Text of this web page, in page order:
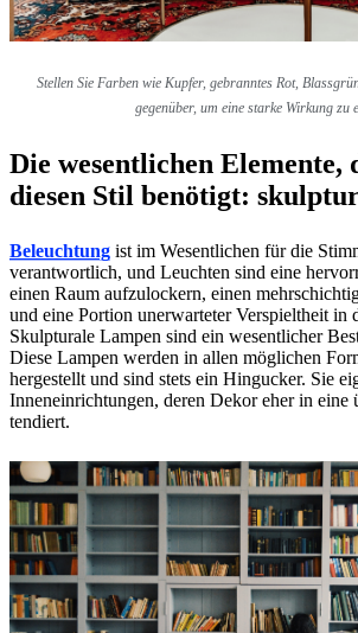
Stellen Sie Farben wie Kupfer, gebranntes Rot,
gegenüber, um eine starke Wirkung zu
Die wesentlichen Elemente,
diesen Stil benötigt:
Beleuchtung ist im Wesentlichen für die
verantwortlich, und Leuchten sind eine
einen Raum aufzulockern, einen
und eine Portion unerwarteter Verspieltheit in
Skulpturale Lampen sind ein wesentlicher
Diese Lampen werden in allen möglichen
hergestellt und sind stets ein Hingucker. Sie
Inneneinrichtungen, deren Dekor eher in eine
tendiert.